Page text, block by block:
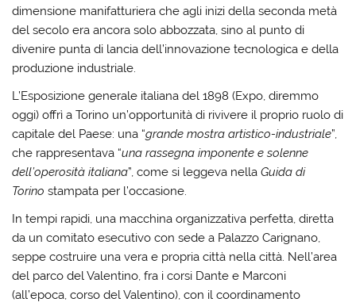
dimensione manifatturiera che agli inizi della seconda metà
del secolo era ancora solo abbozzata, sino al punto di
divenire punta di lancia dell’innovazione tecnologica e della
produzione industriale.
L’Esposizione generale italiana del 1898 (Expo, diremmo
oggi) offrì a Torino un’opportunità di rivivere il proprio ruolo di
capitale del Paese: una “grande mostra artistico-industriale”,
che rappresentava “una rassegna imponente e solenne
dell’operosità italiana”, come si leggeva nellaGuida di
Torino stampata per l’occasione.
In tempi rapidi, una macchina organizzativa perfetta, diretta
da un comitato esecutivo con sede a Palazzo Carignano,
seppe costruire una vera e propria città nella città. Nell’area
del parco del Valentino, fra i corsi Dante e Marconi
(all’epoca, corso del Valentino), con il coordinamento